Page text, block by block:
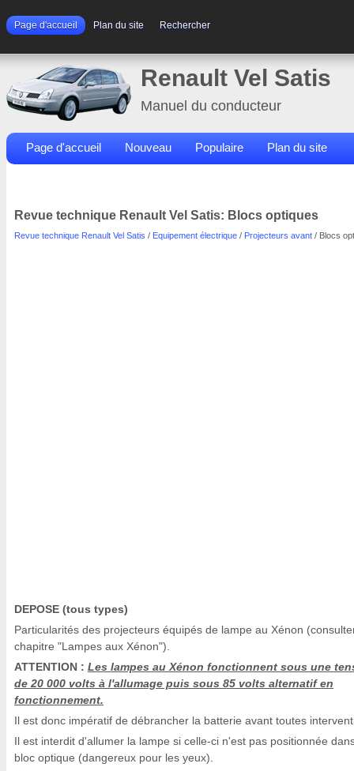
Page d'accueil Plan du site Rechercher
Renault Vel Satis
Manuel du conducteur
Page d'accueil Nouveau Populaire Plan du site
Revue technique Renault Vel Satis: Blocs optiques
Revue technique Renault Vel Satis / Equipement électrique / Projecteurs avant / Blocs
DEPOSE (tous types)
Particularités des projecteurs équipés de lampe au Xénon
chapitre "Lampes aux Xénon").
ATTENTION : Les lampes au Xénon fonctionnent sous une
de 20 000 volts à l'allumage puis sous 85 volts alternatif en
fonctionnement.
Il est donc impératif de débrancher la batterie avant toutes
Il est interdit d'allumer la lampe si celle-ci n'est pas positionnée
bloc optique (dangereux pour les yeux).